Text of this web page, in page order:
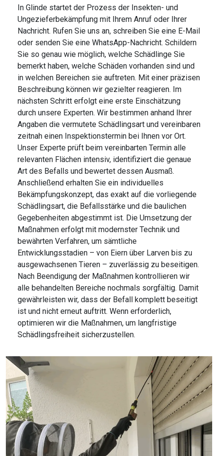
In Glinde startet der Prozess der Insekten- und
Ungezieferbekämpfung mit Ihrem Anruf oder Ihrer
Nachricht. Rufen Sie uns an, schreiben Sie eine E-Mail
oder senden Sie eine WhatsApp-Nachricht. Schildern
Sie so genau wie möglich, welche Schädlinge Sie
bemerkt haben, welche Schäden vorhanden sind und
in welchen Bereichen sie auftreten. Mit einer präzisen
Beschreibung können wir gezielter reagieren. Im
nächsten Schritt erfolgt eine erste Einschätzung
durch unsere Experten. Wir bestimmen anhand Ihrer
Angaben die vermutete Schädlingsart und vereinbaren
zeitnah einen Inspektionstermin bei Ihnen vor Ort.
Unser Experte prüft beim vereinbarten Termin alle
relevanten Flächen intensiv, identifiziert die genaue
Art des Befalls und bewertet dessen Ausmaß.
Anschließend erhalten Sie ein individuelles
Bekämpfungskonzept, das exakt auf die vorliegende
Schädlingsart, die Befallsstärke und die baulichen
Gegebenheiten abgestimmt ist. Die Umsetzung der
Maßnahmen erfolgt mit modernster Technik und
bewährten Verfahren, um sämtliche
Entwicklungsstadien – von Eiern über Larven bis zu
ausgewachsenen Tieren – zuverlässig zu beseitigen.
Nach Beendigung der Maßnahmen kontrollieren wir
alle behandelten Bereiche nochmals sorgfältig. Damit
gewährleisten wir, dass der Befall komplett beseitigt
ist und nicht erneut auftritt. Wenn erforderlich,
optimieren wir die Maßnahmen, um langfristige
Schädlingsfreiheit sicherzustellen.